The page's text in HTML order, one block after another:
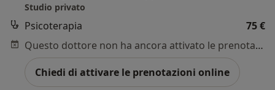
Studio privato
Psicoterapia
75 €
Questo dottore non ha ancora attivato le prenotazioni online presso questo indirizzo.
Chiedi di attivare le prenotazioni online